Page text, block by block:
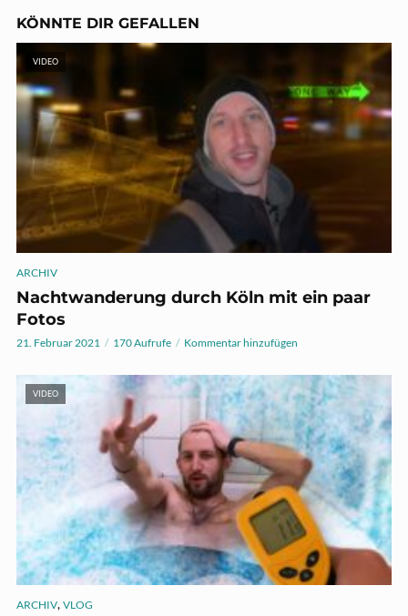
KÖNNTE DIR GEFALLEN
VIDEO
ARCHIV
Nachtwanderung durch Köln mit ein paar
Fotos
21. Februar 2021 170 Aufrufe Kommentar hinzufügen
VIDEO
ARCHIV, VLOG